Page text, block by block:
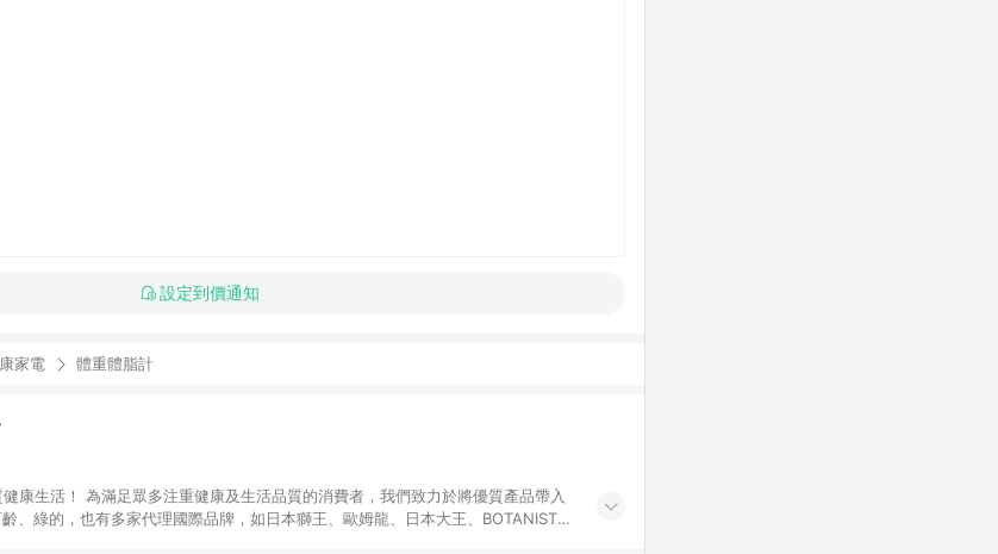
設定到價通知
家電 體重體脂計
我們致力於將優質產品帶入
、綠的，也有多家代理國際品牌，如日本獅王、歐姆龍、日本大王、BOTANIST、